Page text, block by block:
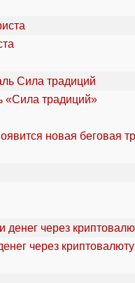
«Сила традиций»
новая беговая
через криптовалюту